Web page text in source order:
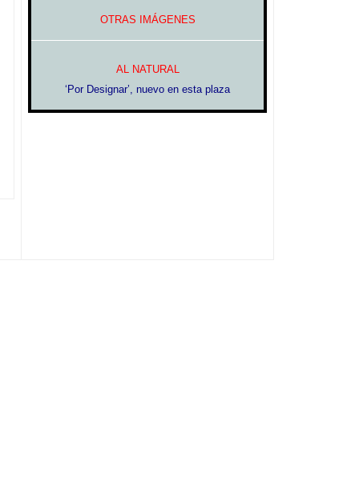
OTRAS IMÁGENES
AL NATURAL
‘Por Designar’, nuevo en esta plaza